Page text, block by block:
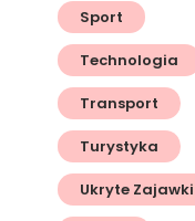
Sport
Technologia
Transport
Turystyka
Ukryte Zajawki